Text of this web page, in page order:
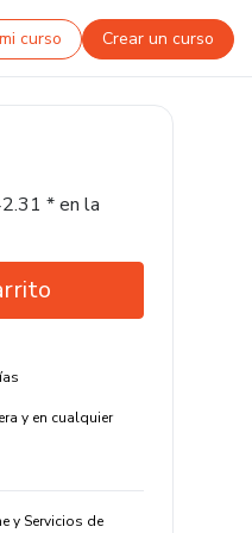
curso Crear un curso
* en la
y en cualquier
y Servicios de